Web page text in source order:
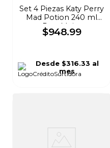
Set 4 Piezas Katy Perry
Mad Potion 240 ml
Para Mujer
$948.99
Desde$316.33 al
mes